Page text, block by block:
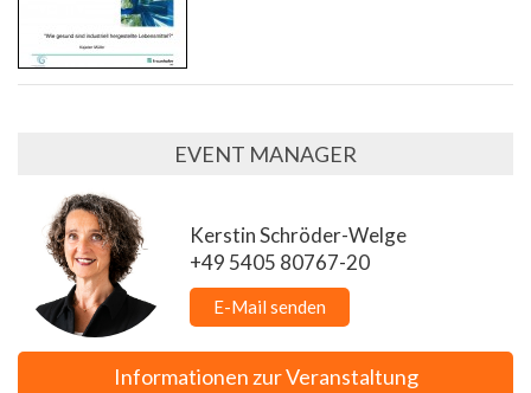
EVENT MANAGER
Kerstin Schröder-Welge
+49 5405 80767-20
E-Mail senden
Informationen zur Veranstaltung